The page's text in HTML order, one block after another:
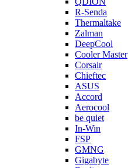
R-Senda
Thermaltake
Zalman
DeepCool
Cooler Master
Corsair
Chieftec
ASUS
Accord
Aerocool
be quiet
In-Win
FSP
GMNG
Gigabyte